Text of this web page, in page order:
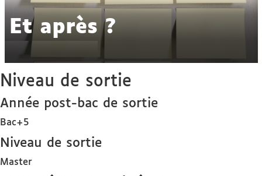
Et après ?
Niveau de sortie
Année post-bac de sortie
Bac+5
Niveau de sortie
Master